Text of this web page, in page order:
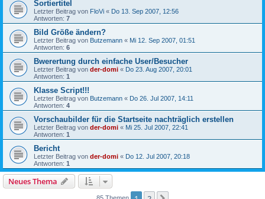
Sortiertitel
Letzter Beitrag von FloVi « Do 13. Sep 2007, 12:56
Antworten: 7
Bild Größe ändern?
Letzter Beitrag von Butzemann « Mi 12. Sep 2007, 01:51
Antworten: 6
Bwerertung durch einfache User/Besucher
Letzter Beitrag von der-domi « Do 23. Aug 2007, 20:01
Antworten: 1
Klasse Script!!!
Letzter Beitrag von Butzemann « Do 26. Jul 2007, 14:11
Antworten: 4
Vorschaubilder für die Startseite nachträglich erstellen
Letzter Beitrag von der-domi « Mi 25. Jul 2007, 22:41
Antworten: 1
Bericht
Letzter Beitrag von der-domi « Do 12. Jul 2007, 20:18
Antworten: 1
Neues Thema